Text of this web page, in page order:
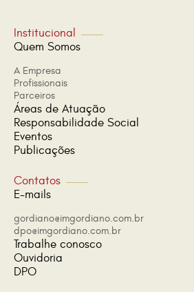
Institucional
Quem Somos
A Empresa
Profissionais
Parceiros
Áreas de Atuação
Responsabilidade Social
Eventos
Publicações
Contatos
E-mails
gordiano@imgordiano.com.br
dpo@imgordiano.com.br
Trabalhe conosco
Ouvidoria
DPO